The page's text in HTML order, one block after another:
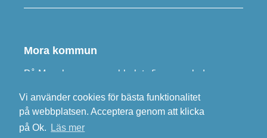
Vi använder cookies för bästa funktionalitet
på webbplatsen. Acceptera genom att klicka
på Ok.
Läs mer
Mora kommun
På Mora kommuns webbplats
finns samlad
Besökmorakommun.se